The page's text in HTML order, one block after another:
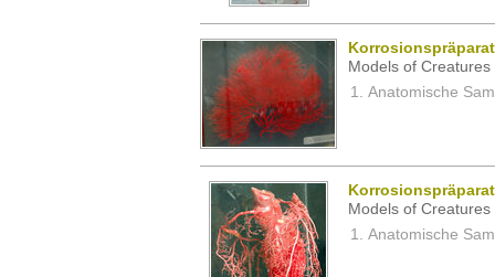
Models of
Anatomische
Models of
Anatomische